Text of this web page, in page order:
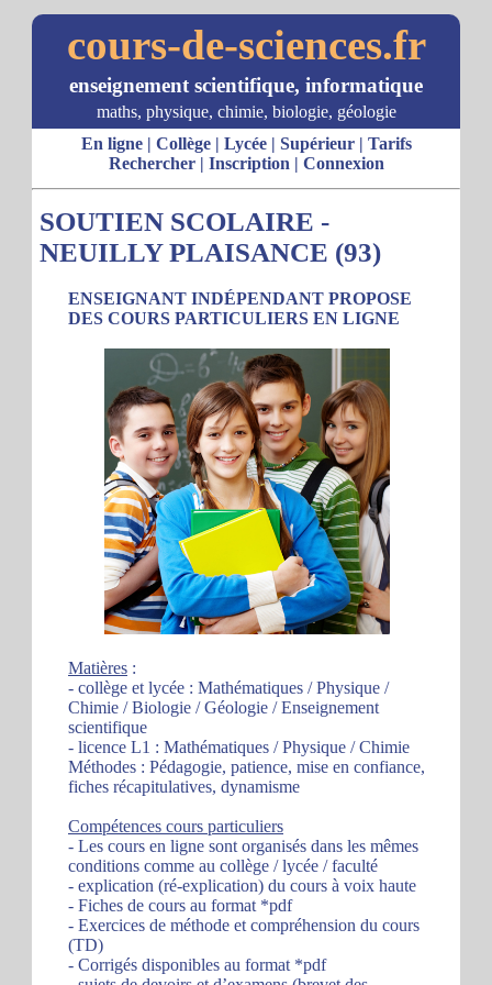
cours-de-sciences.fr
enseignement scientifique, informatique
maths, physique, chimie, biologie, géologie
En ligne| Collège| Lycée| Supérieur| Tarifs
Rechercher| Inscription | Connexion
SOUTIEN SCOLAIRE -
NEUILLY PLAISANCE (93)
ENSEIGNANT INDÉPENDANT PROPOSE
DES COURS PARTICULIERS EN LIGNE
Matières :
- collège et lycée : Mathématiques / Physique /
Chimie / Biologie / Géologie / Enseignement
scientifique
- licence L1 : Mathématiques / Physique / Chimie
Méthodes : Pédagogie, patience, mise en confiance,
fiches récapitulatives, dynamisme
Compétences cours particuliers
- Les cours en ligne sont organisés dans les mêmes
conditions comme au collège / lycée / faculté
- explication (ré-explication) du cours à voix haute
- Fiches de cours au format *pdf
- Exercices de méthode et compréhension du cours
(TD)
- Corrigés disponibles au format *pdf